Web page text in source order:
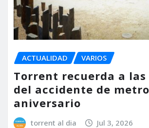
ACTUALIDAD VARIOS
Torrent recuerda a
del accidente de
aniversario
torrent al dia Jul 3, 2026